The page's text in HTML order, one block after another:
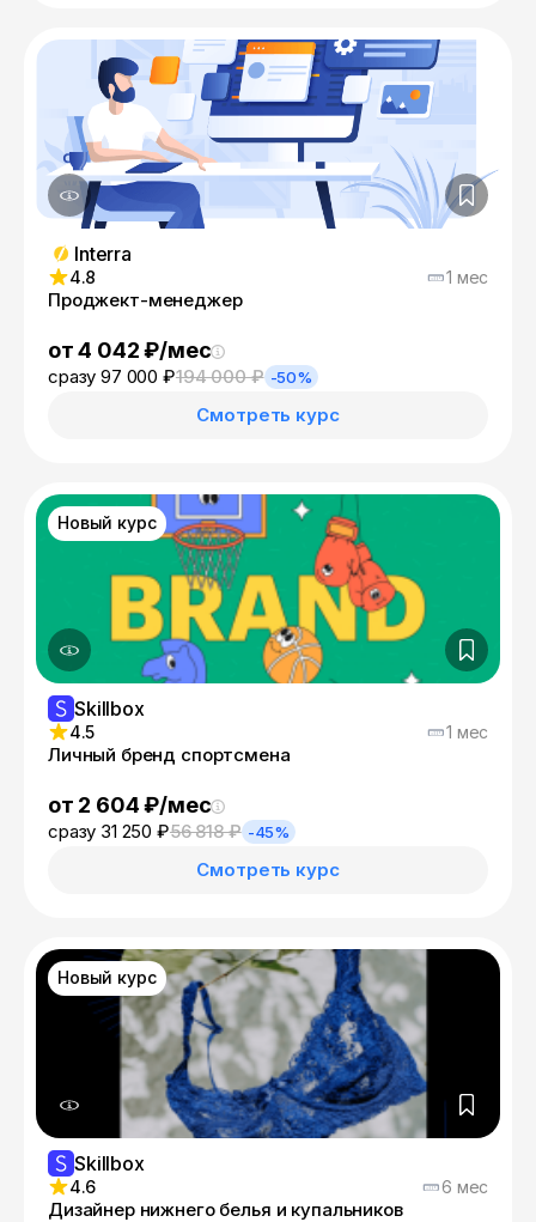
Interra
4.8 1 мес
Проджект-менеджер
от 4 042 ₽/мес
сразу 97 000 ₽194 000 ₽ -50%
Смотреть курс
Новый курс
Skillbox
4.5 1 мес
Личный бренд спортсмена
от 2 604 ₽/мес
сразу 31 250 ₽56 818 ₽ -45%
Смотреть курс
Новый курс
Skillbox
4.6 6 мес
Дизайнер нижнего белья и купальников